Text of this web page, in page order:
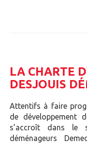
LA CHARTE
DESJOUIS
Attentifs à faire
de développement
s’accroît dans le
déménageurs